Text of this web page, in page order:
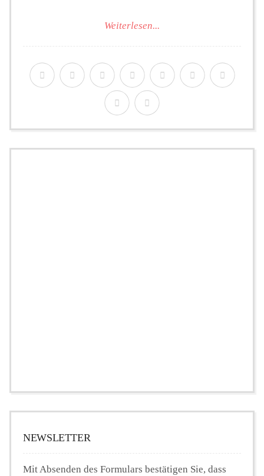
Weiterlesen...
NEWSLETTER
Mit Absenden des Formulars bestätigen Sie, dass